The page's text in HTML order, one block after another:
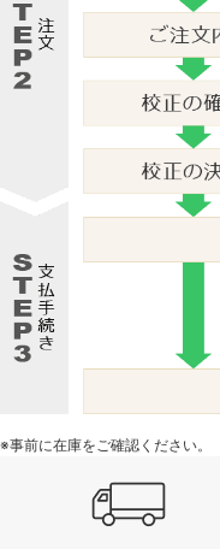
※事前に在庫をご確認ください。